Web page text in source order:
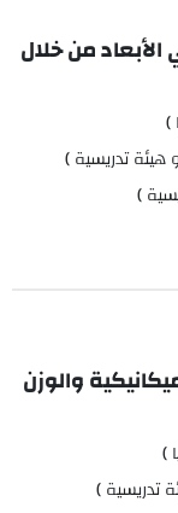
من خلال
)
تدريسية )
)
والوزن
)
تدريسية )